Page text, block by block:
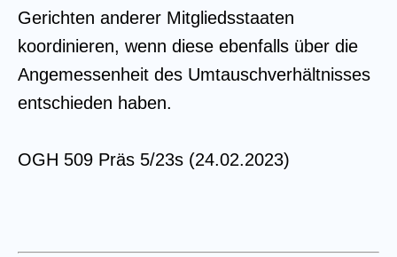
Gerichten anderer Mitgliedsstaaten
koordinieren, wenn diese ebenfalls über die
Angemessenheit des Umtauschverhältnisses
entschieden haben.
OGH 509 Präs 5/23s (24.02.2023)